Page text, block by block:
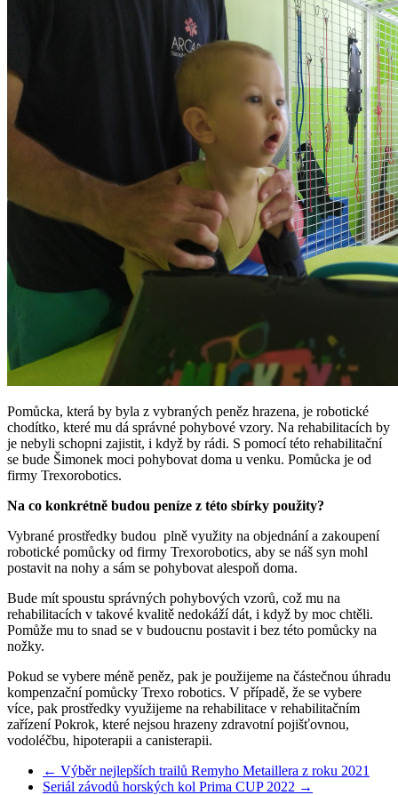
Pomůcka, která by byla z vybraných peněz hrazena, je robotické
chodítko, které mu dá správné pohybové vzory. Na rehabilitacích by
je nebyli schopni zajistit, i když by rádi. S pomocí této rehabilitační
se bude Šimonek moci pohybovat doma u venku. Pomůcka je od
firmy Trexorobotics.
Na co konkrétně budou peníze z této sbírky použity?
Vybrané prostředky budou plně využity na objednání a zakoupení
robotické pomůcky od firmy Trexorobotics, aby se náš syn mohl
postavit na nohy a sám se pohybovat alespoň doma.
Bude mít spoustu správných pohybových vzorů, což mu na
rehabilitacích v takové kvalitě nedokáží dát, i když by moc chtěli.
Pomůže mu to snad se v budoucnu postavit i bez této pomůcky na
nožky.
Pokud se vybere méně peněz, pak je použijeme na částečnou úhradu
kompenzační pomůcky Trexo robotics. V případě, že se vybere
více, pak prostředky využijeme na rehabilitace v rehabilitačním
zařízení Pokrok, které nejsou hrazeny zdravotní pojišťovnou,
vodoléčbu, hipoterapii a canisterapii.
← Výběr nejlepších trailů Remyho Metaillera z roku 2021
Seriál závodů horských kol Prima CUP 2022 →